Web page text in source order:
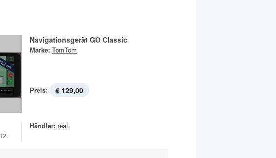
Navigationsgerät GO Classic
Marke: TomTom
Preis: € 129,00
Händler: real